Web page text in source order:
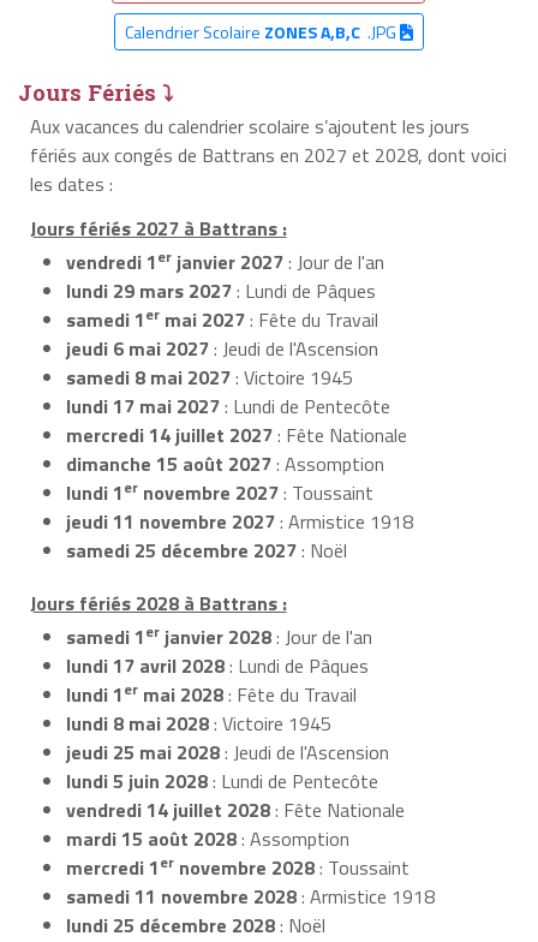
Calendrier Scolaire ZONES A,B,C.JPG
Jours Fériés ⤵
Aux vacances du calendrier scolaire s’ajoutent les jours
fériés aux congés de Battrans en 2027 et 2028, dont voici
les dates :
Jours fériés 2027 à Battrans :
vendredi 1er janvier 2027: Jour de l'an
lundi 29 mars 2027: Lundi de Pâques
samedi 1er mai 2027: Fête du Travail
jeudi 6 mai 2027: Jeudi de l'Ascension
samedi 8 mai 2027: Victoire 1945
lundi 17 mai 2027: Lundi de Pentecôte
mercredi 14 juillet 2027: Fête Nationale
dimanche 15 août 2027: Assomption
lundi 1er novembre 2027: Toussaint
jeudi 11 novembre 2027: Armistice 1918
samedi 25 décembre 2027: Noël
Jours fériés 2028 à Battrans :
samedi 1er janvier 2028: Jour de l'an
lundi 17 avril 2028: Lundi de Pâques
lundi 1er mai 2028: Fête du Travail
lundi 8 mai 2028: Victoire 1945
jeudi 25 mai 2028: Jeudi de l'Ascension
lundi 5 juin 2028: Lundi de Pentecôte
vendredi 14 juillet 2028: Fête Nationale
mardi 15 août 2028: Assomption
mercredi 1er novembre 2028: Toussaint
samedi 11 novembre 2028: Armistice 1918
lundi 25 décembre 2028: Noël